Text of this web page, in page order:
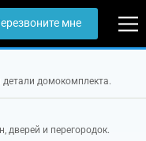
мне
домокомплекта.
дверей и перегородок.